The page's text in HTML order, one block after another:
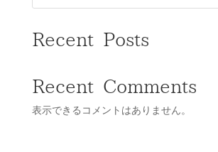
Recent Posts
Recent Comments
表示できるコメントはありません。